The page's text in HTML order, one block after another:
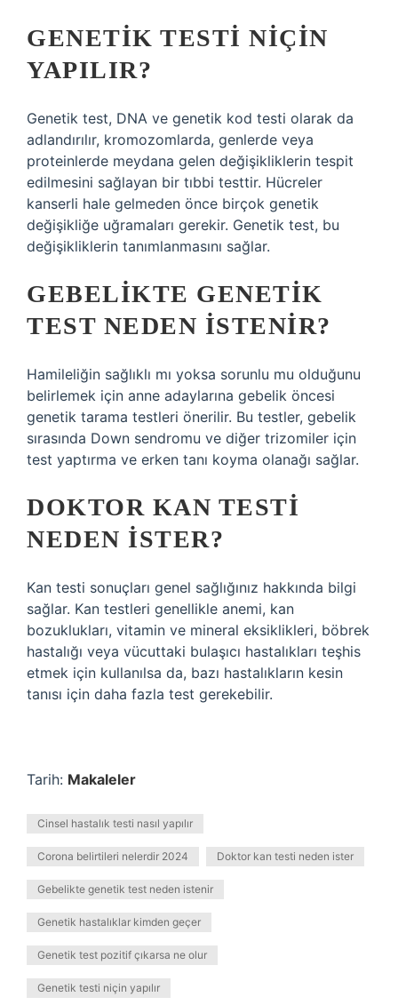
GENETIK TESTI NIÇIN
YAPILIR?
Genetik test, DNA ve genetik kod testi olarak da
adlandırılır, kromozomlarda, genlerde veya
proteinlerde meydana gelen değişikliklerin tespit
edilmesini sağlayan bir tıbbi testtir. Hücreler
kanserli hale gelmeden önce birçok genetik
değişikliğe uğramaları gerekir. Genetik test, bu
değişikliklerin tanımlanmasını sağlar.
GEBELIKTE GENETIK
TEST NEDEN ISTENIR?
Hamileliğin sağlıklı mı yoksa sorunlu mu olduğunu
belirlemek için anne adaylarına gebelik öncesi
genetik tarama testleri önerilir. Bu testler, gebelik
sırasında Down sendromu ve diğer trizomiler için
test yaptırma ve erken tanı koyma olanağı sağlar.
DOKTOR KAN TESTI
NEDEN ISTER?
Kan testi sonuçları genel sağlığınız hakkında bilgi
sağlar. Kan testleri genellikle anemi, kan
bozuklukları, vitamin ve mineral eksiklikleri, böbrek
hastalığı veya vücuttaki bulaşıcı hastalıkları teşhis
etmek için kullanılsa da, bazı hastalıkların kesin
tanısı için daha fazla test gerekebilir.
Tarih: Makaleler
Cinsel hastalık testi nasıl yapılır
Corona belirtileri nelerdir 2024 Doktor kan testi neden ister
Gebelikte genetik test neden istenir
Genetik hastalıklar kimden geçer
Genetik test pozitif çıkarsa ne olur
Genetik testi niçin yapılır